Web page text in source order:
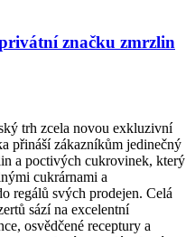
značku zmrzlin
trh zcela novou exkluzivní
přináší zákazníkům jedinečný
a poctivých cukrovinek, který
cukrárnami a
regálů svých prodejen. Celá
sází na excelentní
osvědčené receptury a